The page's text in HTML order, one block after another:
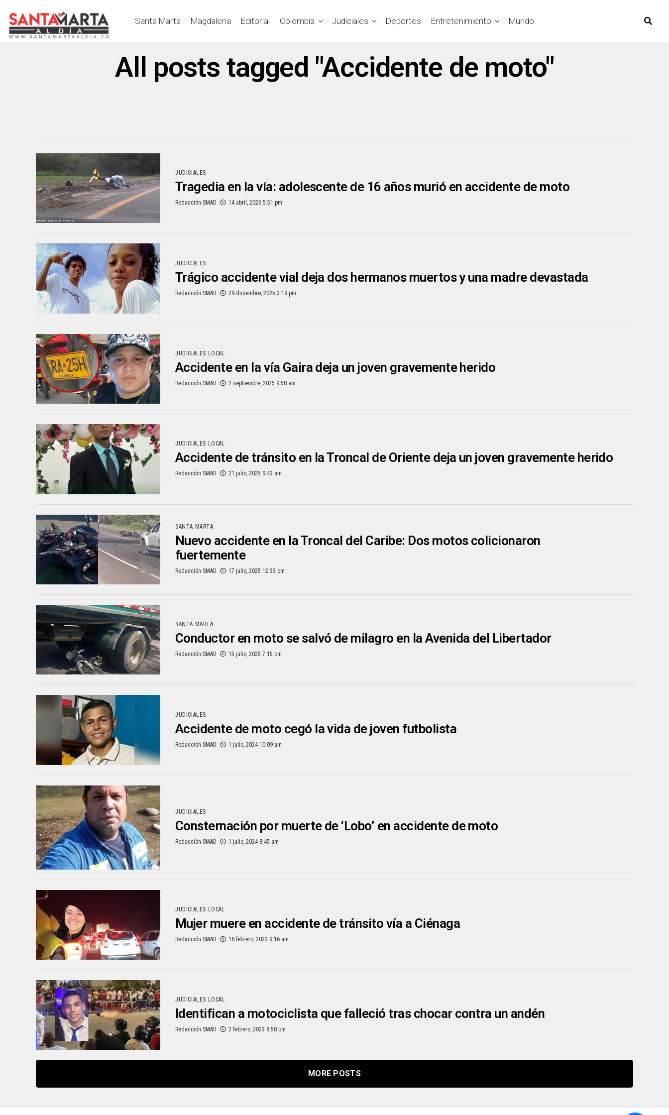
Santa Marta Magdalena Editorial Colombia Judiciales Deportes Entretenimiento Mundo
All posts tagged "Accidente de moto"
JUDICIALES
Tragedia en la vía: adolescente de 16 años murió en accidente de moto
Redacción SMAD 14 abril, 2026 5:51 pm
JUDICIALES
Trágico accidente vial deja dos hermanos muertos y una madre devastada
Redacción SMAD 29 diciembre, 2025 3:19 pm
JUDICIALES LOCAL
Accidente en la vía Gaira deja un joven gravemente herido
Redacción SMAD 2 septiembre, 2025 9:58 am
JUDICIALES LOCAL
Accidente de tránsito en la Troncal de Oriente deja un joven gravemente herido
Redacción SMAD 21 julio, 2025 9:43 am
SANTA MARTA
Nuevo accidente en la Troncal del Caribe: Dos motos colicionaron
fuertemente
Redacción SMAD 17 julio, 2025 12:33 pm
SANTA MARTA
Conductor en moto se salvó de milagro en la Avenida del Libertador
Redacción SMAD 15 julio, 2025 7:15 pm
JUDICIALES
Accidente de moto cegó la vida de joven futbolista
Redacción SMAD 1 julio, 2024 10:09 am
JUDICIALES
Consternación por muerte de ‘Lobo’ en accidente de moto
Redacción SMAD 1 julio, 2024 8:45 am
JUDICIALES LOCAL
Mujer muere en accidente de tránsito vía a Ciénaga
Redacción SMAD 16 febrero, 2023 9:16 am
JUDICIALES LOCAL
Identifican a motociclista que falleció tras chocar contra un andén
Redacción SMAD 2 febrero, 2023 8:58 pm
MORE POSTS